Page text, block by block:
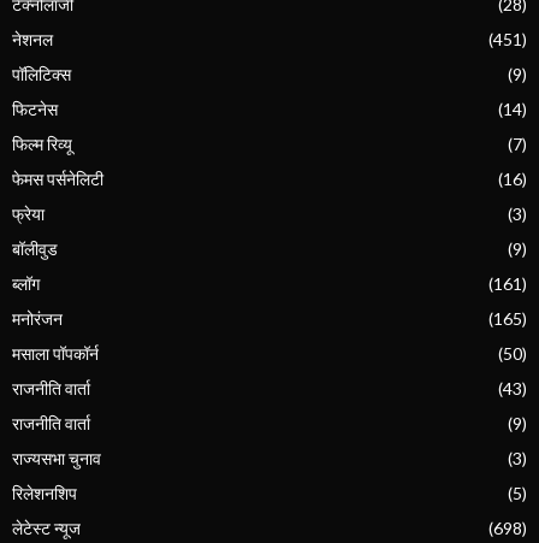
टेक्नोलॉजी
(28)
नेशनल
(451)
पॉलिटिक्स
(9)
फिटनेस
(14)
फिल्म रिव्यू
(7)
फेमस पर्सनेलिटी
(16)
फ्रेया
(3)
बॉलीवुड
(9)
ब्लॉग
(161)
मनोरंजन
(165)
मसाला पॉपकॉर्न
(50)
राजनीति वार्ता
(43)
राजनीति वार्ता
(9)
राज्यसभा चुनाव
(3)
रिलेशनशिप
(5)
लेटेस्ट न्यूज
(698)